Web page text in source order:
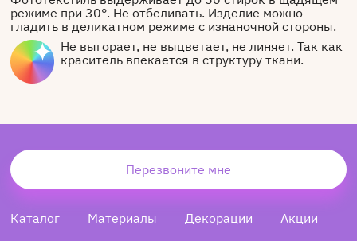
режиме при 30°. Не отбеливать. Изделие можно
гладить в деликатном режиме с изнаночной стороны.
Не выгорает, не выцветает, не линяет. Так как
краситель впекается в структуру ткани.
Перезвоните мне
Каталог Материалы Декорации Акции